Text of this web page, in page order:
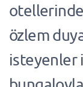
özlem
isteyenler